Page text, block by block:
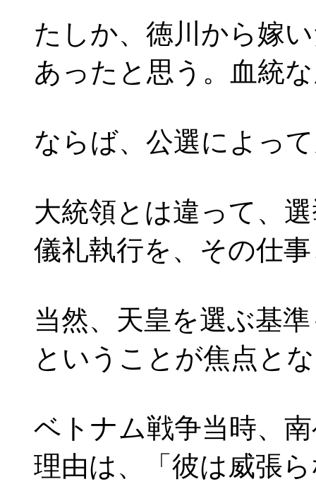
たしか、徳川から嫁
あったと思う。血統
ならば、公選によっ
大統領とは違って、
儀礼執行を、その仕
当然、天皇を選ぶ基
ということが焦点と
ベトナム戦争当時、
理由は、「彼は威張